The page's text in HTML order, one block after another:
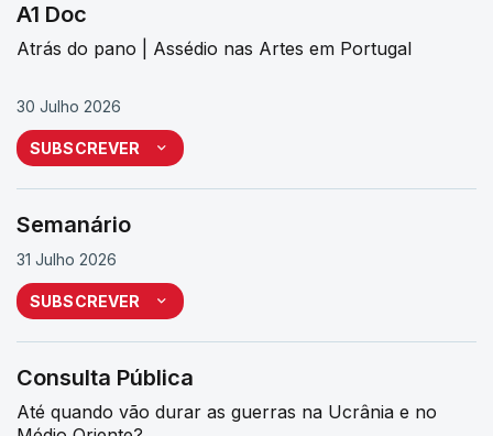
A1 Doc
Atrás do pano | Assédio nas Artes em Portugal
30 Julho 2026
SUBSCREVER
Semanário
31 Julho 2026
SUBSCREVER
Consulta Pública
Até quando vão durar as guerras na Ucrânia e no